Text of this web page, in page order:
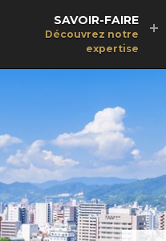
SAVOIR-FAIRE
Découvrez notre
expertise